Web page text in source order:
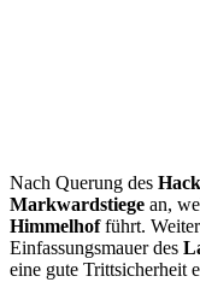
Nach Querung des
Markwardstiege an,
Himmelhofführt. Weiter
Einfassungsmauer des
eine gute Trittsicherheit